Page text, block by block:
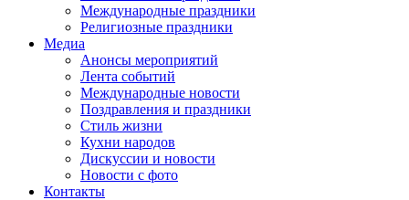
Международные праздники
Религиозные праздники
Медиа
Анонсы мероприятий
Лента событий
Международные новости
Поздравления и праздники
Cтиль жизни
Кухни народов
Дискуссии и новости
Новости с фото
Контакты